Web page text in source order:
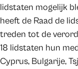
lidstaten mogelijk
heeft de Raad de
treden tot de
18 lidstaten hun
Cyprus, Bulgarije,